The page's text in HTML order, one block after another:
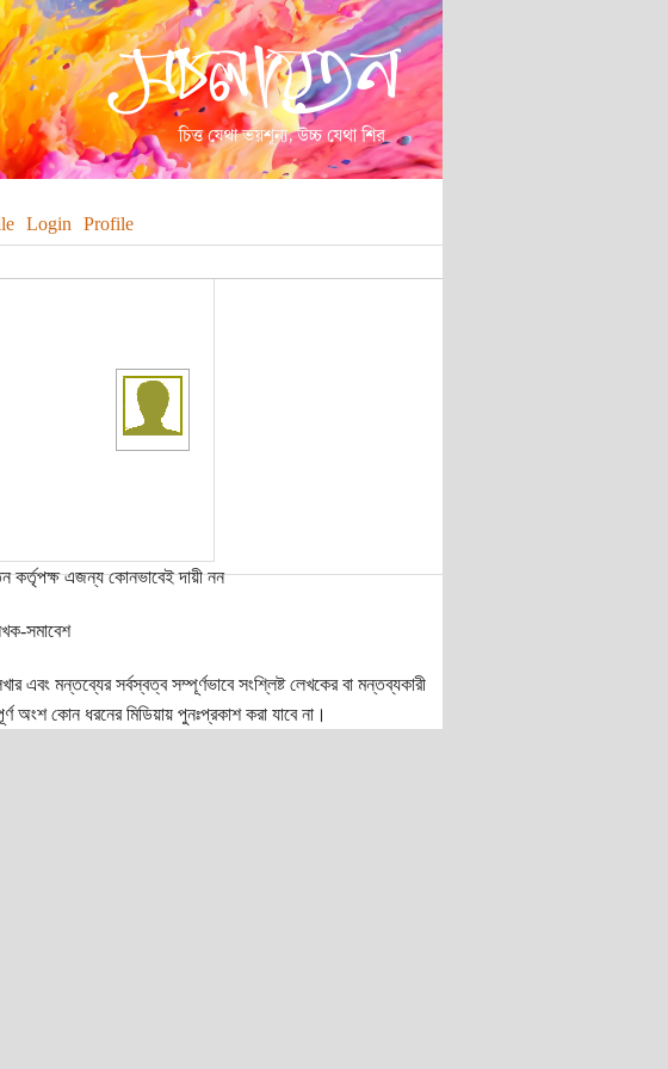
Login Profile
কর্তৃপক্ষ এজন্য কোনভাবেই দায়ী নন
সমাবেশ
এবং মন্তব্যের সর্বস্বত্ব সম্পূর্ণভাবে সংশ্লিষ্ট লেখকের বা মন্তব্যকারী
অংশ কোন ধরনের মিডিয়ায় পুনঃপ্রকাশ করা যাবে না।